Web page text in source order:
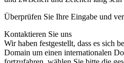
Überprüfen Sie Ihre Eingabe und
Kontaktieren Sie uns
Wir haben festgestellt, dass es sich
Domain um einen internationalen